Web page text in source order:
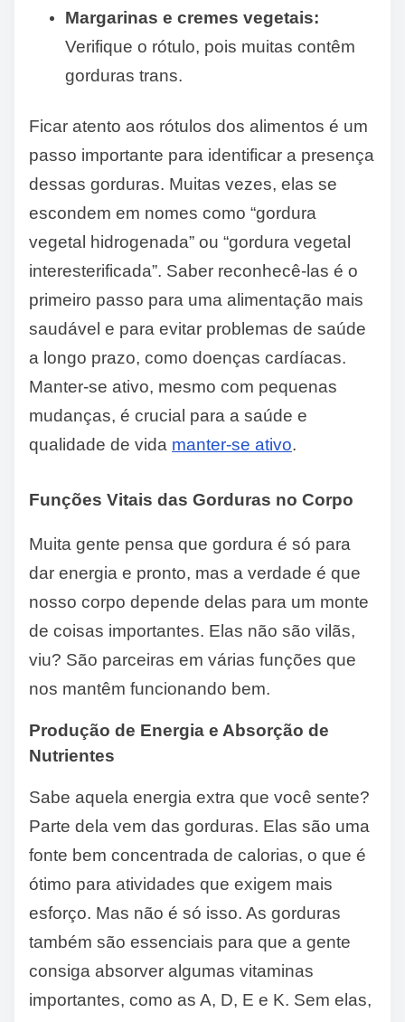
Margarinas e cremes vegetais:
Verifique o rótulo, pois muitas contêm
gorduras trans.
Ficar atento aos rótulos dos alimentos é um
passo importante para identificar a presença
dessas gorduras. Muitas vezes, elas se
escondem em nomes como “gordura
vegetal hidrogenada” ou “gordura vegetal
interesterificada”. Saber reconhecê-las é o
primeiro passo para uma alimentação mais
saudável e para evitar problemas de saúde
a longo prazo, como doenças cardíacas.
Manter-se ativo, mesmo com pequenas
mudanças, é crucial para a saúde e
qualidade de vida manter-se ativo.
Funções Vitais das Gorduras no Corpo
Muita gente pensa que gordura é só para
dar energia e pronto, mas a verdade é que
nosso corpo depende delas para um monte
de coisas importantes. Elas não são vilãs,
viu? São parceiras em várias funções que
nos mantêm funcionando bem.
Produção de Energia e Absorção de
Nutrientes
Sabe aquela energia extra que você sente?
Parte dela vem das gorduras. Elas são uma
fonte bem concentrada de calorias, o que é
ótimo para atividades que exigem mais
esforço. Mas não é só isso. As gorduras
também são essenciais para que a gente
consiga absorver algumas vitaminas
importantes, como as A, D, E e K. Sem elas,